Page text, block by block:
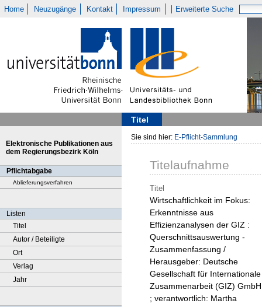
Home Neuzugänge Kontakt Impressum Erweiterte Suche
Titel
Elektronische Publikationen aus
dem Regierungsbezirk Köln
Pflichtabgabe
Ablieferungsverfahren
Listen
Titel
Autor / Beteiligte
Ort
Verlag
Jahr
Sie sind hier: E-Pflicht-Sammlung
Titelaufnahme
Titel
Wirtschaftlichkeit im Fokus:
Erkenntnisse aus
Effizienzanalysen der GIZ :
Querschnittsauswertung -
Zusammenfassung /
Herausgeber: Deutsche
Gesellschaft für Internationale
Zusammenarbeit (GIZ) GmbH
; verantwortlich: Martha